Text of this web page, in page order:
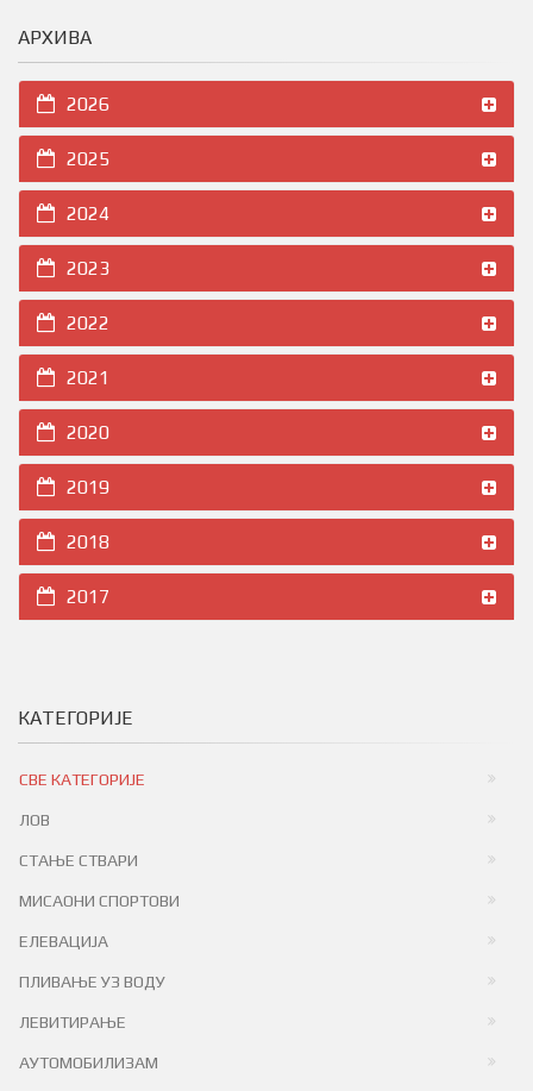
АРХИВА
2026
2025
2024
2023
2022
2021
2020
2019
2018
2017
КАТЕГОРИЈЕ
СВЕ КАТЕГОРИЈЕ
ЛОВ
СТАЊЕ СТВАРИ
МИСАОНИ СПОРТОВИ
ЕЛЕВАЦИЈА
ПЛИВАЊЕ УЗ ВОДУ
ЛЕВИТИРАЊЕ
АУТОМОБИЛИЗАМ